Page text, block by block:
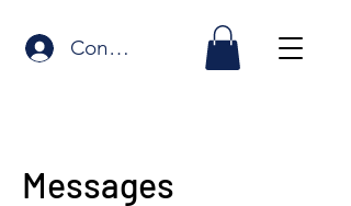
Connexion
Messages